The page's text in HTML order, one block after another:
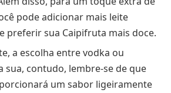
pode adicionar mais leite
preferir sua Caipifruta mais doce.
a escolha entre vodka ou
sua, contudo, lembre-se de que
um sabor ligeiramente